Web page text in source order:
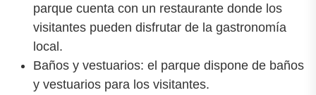
parque cuenta con un restaurante donde los
visitantes pueden disfrutar de la gastronomía
local.
Baños y vestuarios: el parque dispone de baños
y vestuarios para los visitantes.